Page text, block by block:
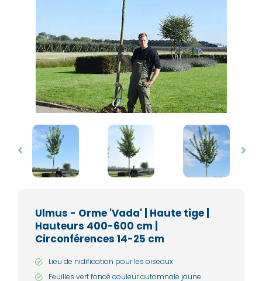
Ulmus - Orme 'Vada' | Haute tige |
Hauteurs 400-600 cm |
Circonférences 14-25 cm
Lieu de nidification pour les oiseaux
Feuilles vert foncé couleur automnale jaune